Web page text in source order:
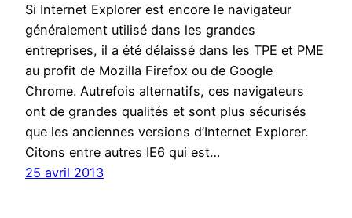
Si Internet Explorer est encore le navigateur
généralement utilisé dans les grandes
entreprises, il a été délaissé dans les TPE et PME
au profit de Mozilla Firefox ou de Google
Chrome. Autrefois alternatifs, ces navigateurs
ont de grandes qualités et sont plus sécurisés
que les anciennes versions d’Internet Explorer.
Citons entre autres IE6 qui est…
25 avril 2013